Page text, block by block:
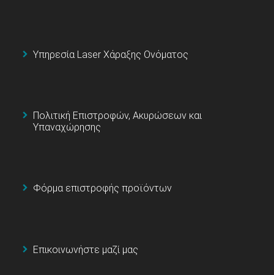
Υπηρεσία Laser Χάραξης Ονόματος
Πολιτική Επιστροφών, Ακυρώσεων και
Υπαναχώρησης
Φόρμα επιστροφής προϊόντων
Επικοινωνήστε μαζί μας